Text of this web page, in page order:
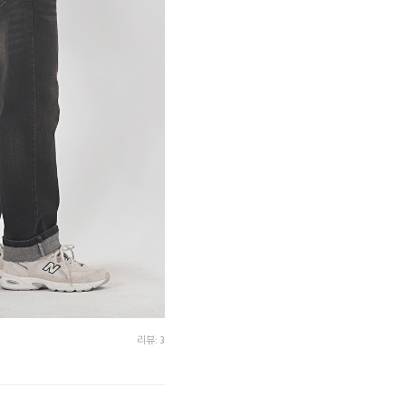
리뷰: 3